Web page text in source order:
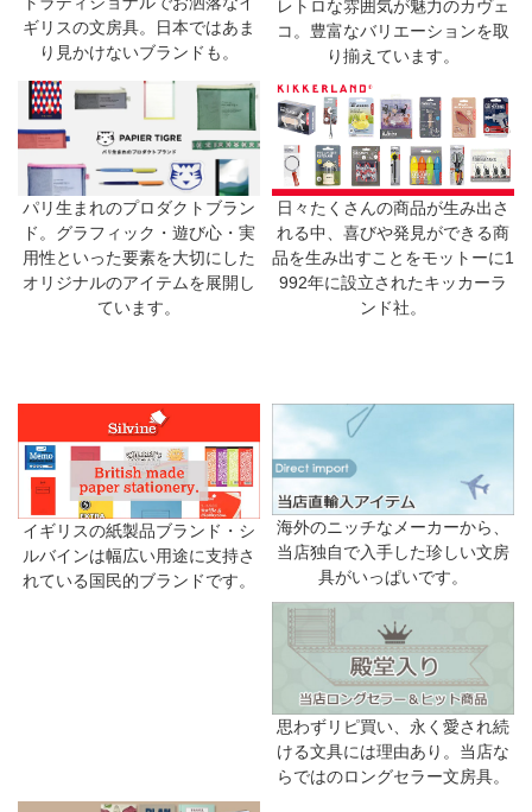
ギリスの文房具。日本ではあま
り見かけないブランドも。
レトロな雰囲気が魅力のカヴェ
コ。豊富なバリエーションを取
り揃えています。
パリ生まれのプロダクトブラン
ド。グラフィック・遊び心・実
用性といった要素を大切にした
オリジナルのアイテムを展開し
ています。
日々たくさんの商品が生み出さ
れる中、喜びや発見ができる商
品を生み出すことをモットーに1
992年に設立されたキッカーラ
ンド社。
イギリスの紙製品ブランド・シ
ルバインは幅広い用途に支持さ
れている国民的ブランドです。
海外のニッチなメーカーから、
当店独自で入手した珍しい文房
具がいっぱいです。
思わずリピ買い、永く愛され続
ける文具には理由あり。当店な
らではのロングセラー文房具。